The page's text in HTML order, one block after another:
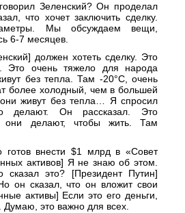
Зеленский? Он проделал
что хочет заключить сделку.
Мы обсуждаем вещи,
6-7 месяцев.
должен хотеть сделку. Это
Это очень тяжело для народа
без тепла. Там -20°С, очень
более холодный, чем в большей
живут без тепла… Я спросил
делают. Он рассказал. Это
они делают, чтобы жить. Там
готов внести $1 млрд в «Совет
активов] Я не знаю об этом.
это? [Президент Путин]
он сказал, что он вложит свои
активы] Если это его деньги,
Думаю, это важно для всех.